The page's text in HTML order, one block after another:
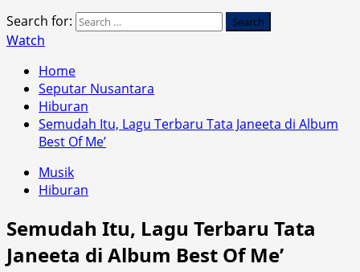
Search for:
Watch
Home
Seputar Nusantara
Hiburan
Semudah Itu, Lagu Terbaru Tata Janeeta di Album
Best Of Me’
Musik
Hiburan
Semudah Itu, Lagu Terbaru Tata
Janeeta di Album Best Of Me’